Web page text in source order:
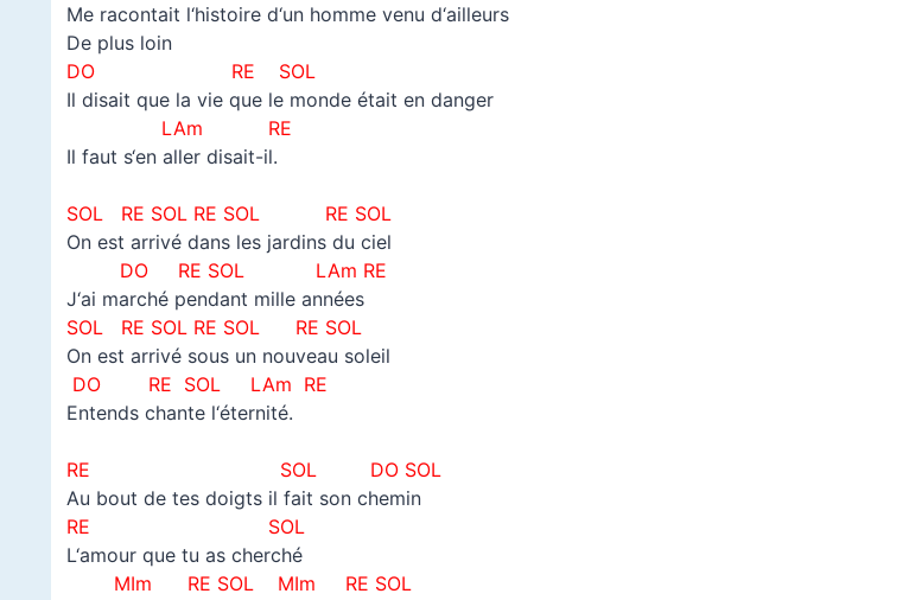
Me racontait l‘histoire d‘un homme venu d‘ailleurs
De plus loin
DO RE SOL
Il disait que la vie que le monde était en danger
LAm RE
Il faut s‘en aller disait-il.
SOL RE SOL RE SOL
RE SOL
On est arrivé dans les jardins du ciel
DO RE SOL LAm RE
J‘ai marché pendant mille années
SOL RE SOL RE SOL
RE SOL
On est arrivé sous un nouveau soleil
DO RE SOL LAm RE
Entends chante l‘éternité.
RE SOL DO SOL
Au bout de tes doigts il fait son chemin
RE SOL
L‘amour que tu as cherché
MIm RE SOL MIm RE SOL